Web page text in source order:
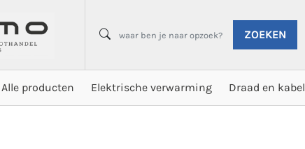
ZOEKEN
Alle producten Elektrische verwarming Draad en kabel